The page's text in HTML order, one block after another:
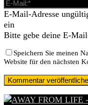
E-Mail-Adresse
ein
Bitte gebe deine E-
Speichern Sie meinen
Website für den nächsten